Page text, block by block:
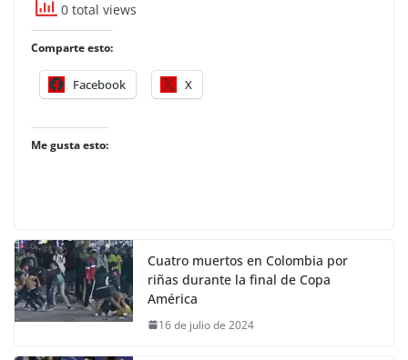
0 total views
Comparte esto:
Facebook X
Me gusta esto:
Cuatro muertos en Colombia por
riñas durante la final de Copa
América
16 de julio de 2024